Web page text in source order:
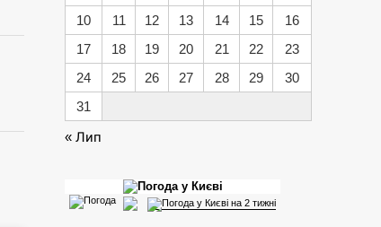
10
11 12 13 14 15
16
17
18 19 20 21 22
23
24
25 26 27 28 29
30
31
« Лип